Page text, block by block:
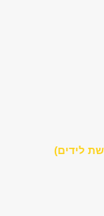
לידים)